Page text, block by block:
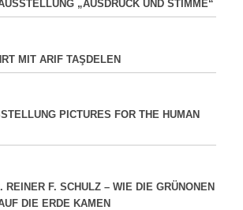
„AUSDRUCK UND STIMME“
MIT ARIF TAŞDELEN
PICTURES FOR THE HUMAN
REINER F. SCHULZ – WIE DIE GRÜNONEN
DIE ERDE KAMEN